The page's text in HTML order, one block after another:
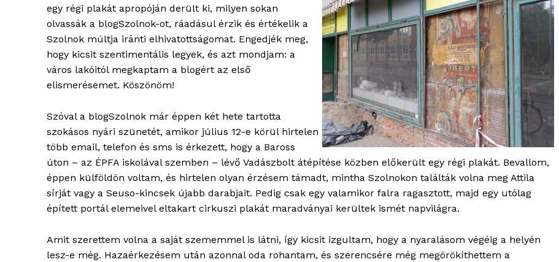
blogSZOLNOK
szubjektív
élményportál
ELŐFIZETÉS
Hasznos
bSZ fiók
Előfizetés
Kapcsolat
egy régi plakát apropóján derült ki, milyen sokan
olvassák a blogSzolnok-ot, ráadásul érzik és értékelik a
Szolnok múltja iránti elhivatottságomat. Engedjék meg,
hogy kicsit szentimentális legyek, és azt mondjam: a
város lakóitól megkaptam a blogért az első
elismerésemet. Köszönöm!
Szóval a blogSzolnok már éppen két hete tartotta
szokásos nyári szünetét, amikor július 12-e körül hirtelen
több email, telefon és sms is érkezett, hogy a Baross
úton – az ÉPFA iskolával szemben – lévő Vadászbolt átépítése közben előkerült egy régi plakát. Bevallom,
éppen külföldön voltam, és hirtelen olyan érzésem támadt, mintha Szolnokon találták volna meg Attila
sírját vagy a Seuso-kincsek újabb darabjait. Pedig csak egy valamikor falra ragasztott, majd egy utólag
épített portál elemeivel eltakart cirkuszi plakát maradványai kerültek ismét napvilágra.
Amit szerettem volna a saját szememmel is látni, így kicsit izgultam, hogy a nyaralásom végéig a helyén
lesz-e még. Hazaérkezésem után azonnal oda rohantam, és szerencsére még megörökíthettem a